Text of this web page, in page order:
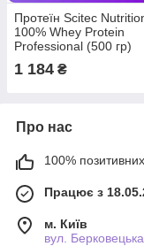
Протеїн Scitec
100% Whey Protein
Professional (500 гр)
1 184 ₴
Про нас
100% позитивних
Працює з
м. Київ
вул.